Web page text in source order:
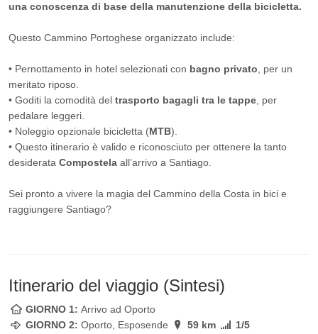
una conoscenza di base della manutenzione della bicicletta.
Questo Cammino Portoghese organizzato include:
• Pernottamento in hotel selezionati con bagno privato , per un
meritato riposo.
• Goditi la comodità del trasporto bagagli tra le tappe , per
pedalare leggeri.
• Noleggio opzionale bicicletta (MTB).
• Questo itinerario è valido e riconosciuto per ottenere la tanto
desiderata Compostela all’arrivo a Santiago.
Sei pronto a vivere la magia del Cammino della Costa in bici e
raggiungere Santiago?
Itinerario del viaggio (Sintesi)
GIORNO 1: Arrivo ad Oporto
GIORNO 2: Oporto, Esposende 59 km
1/5